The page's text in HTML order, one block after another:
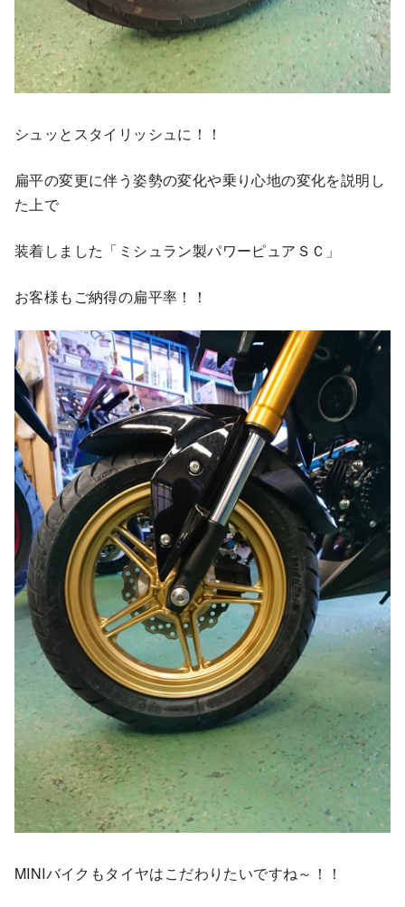
シュッとスタイリッシュに！！
扁平の変更に伴う姿勢の変化や乗り心地の変化を説明し
た上で
装着しました「ミシュラン製パワーピュアＳＣ」
お客様もご納得の扁平率！！
MINIバイクもタイヤはこだわりたいですね～！！